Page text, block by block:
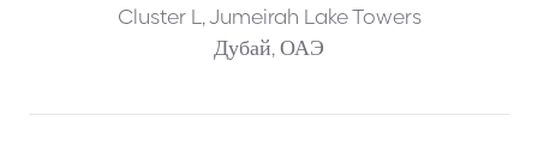
Cluster L, Jumeirah Lake Towers
Дубай, ОАЭ